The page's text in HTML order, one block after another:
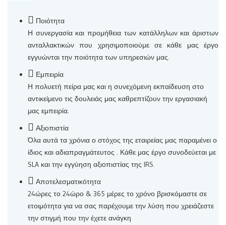
Ποιότητα
Η συνεργασία και προμήθεια των κατάλληλων και άριστων
ανταλλακτικών που χρησιμοποιούμε σε κάθε μας έργο
εγγυώνται την ποιότητα των υπηρεσιών μας.
Εμπειρία
Η πολυετή πείρα μας και η συνεχόμενη εκπαίδευση στο
αντικείμενο τις δουλειάς μας καθρεπτίζουν την εργασιακή
μας εμπειρία.
Αξιοπιστία
Όλα αυτά τα χρόνια ο στόχος της εταιρείας μας παραμένει ο
ίδιος και αδιαπραγμάτευτος . Κάθε μας έργο συνοδεύεται με
SLA και την εγγύηση αξιοπιστίας της IRS.
Αποτελεσματικότητα
24ώρες το 24ώρο & 365 μέρες το χρόνο βρισκόμαστε σε
ετοιμότητα για να σας παρέχουμε την λύση που χρειάζεστε
την στιγμή που την έχετε ανάγκη